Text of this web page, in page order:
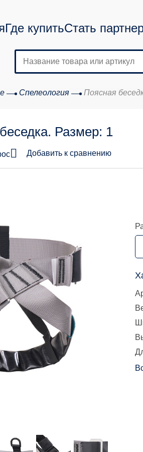
Где купитьСтать
Спелеология Поясная
Размер: 1
Добавить к сравнению